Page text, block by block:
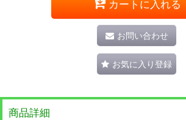
カートに入れる
お問い合わせ
お気に入り登録
商品詳細